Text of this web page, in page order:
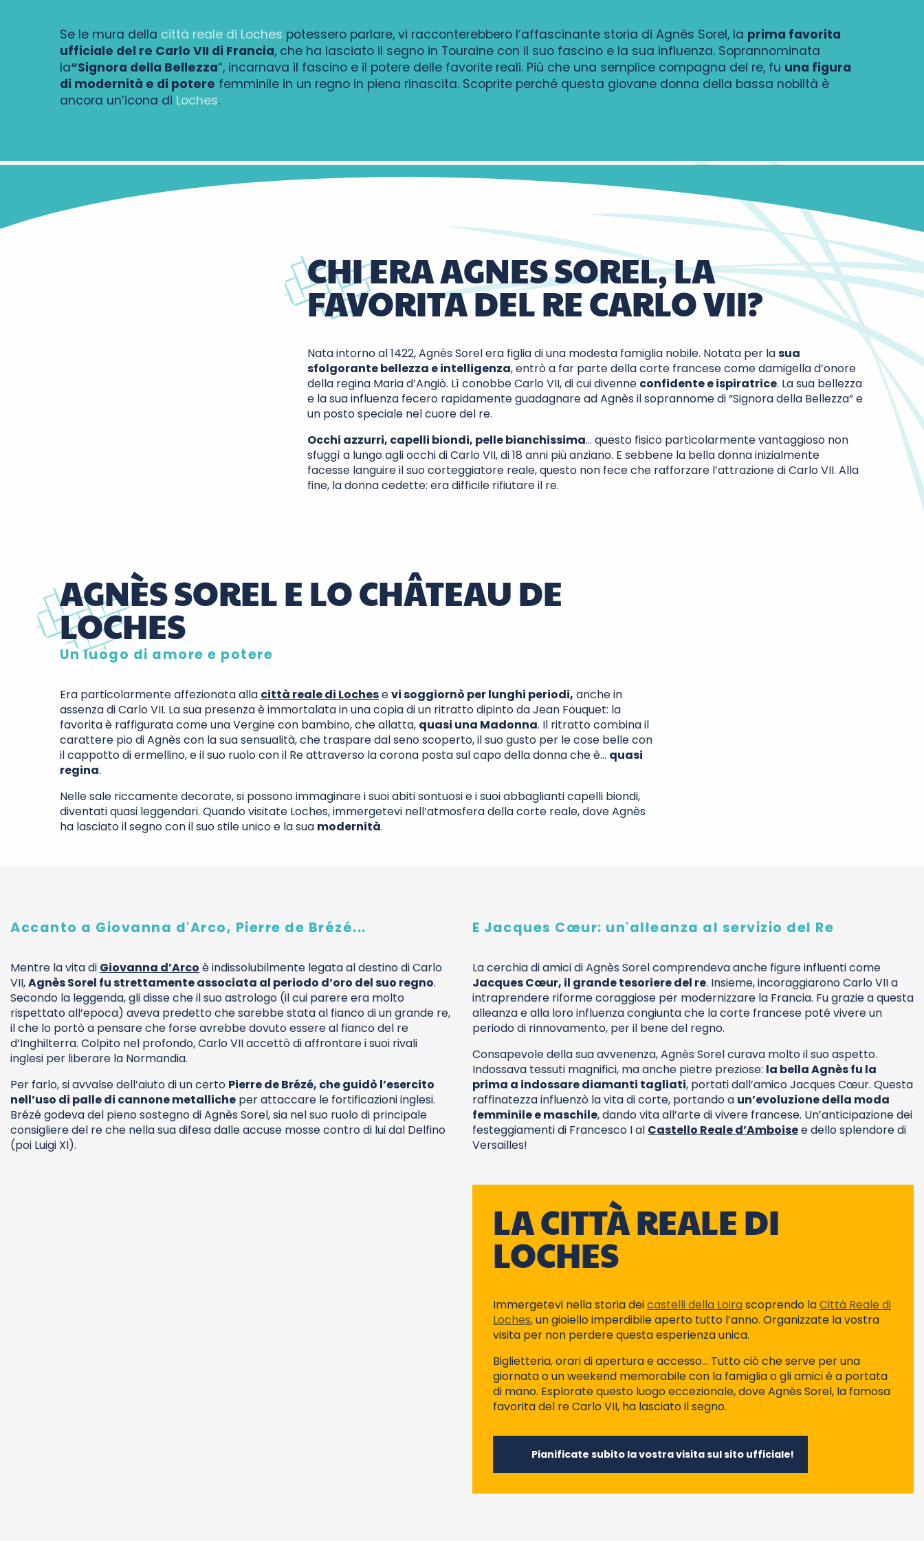
Se le mura della città reale di Loches potessero parlare, vi racconterebbero l’affascinante storia di Agnès Sorel, la prima favorita
ufficiale del re Carlo VII di Francia, che ha lasciato il segno in Touraine con il suo fascino e la sua influenza. Soprannominata
la“Signora della Bellezza“, incarnava il fascino e il potere delle favorite reali. Più che una semplice compagna del re, fu una figura
di modernità e di potere femminile in un regno in piena rinascita. Scoprite perché questa giovane donna della bassa nobiltà è
ancora un’icona di Loches.
CHI ERA AGNES SOREL, LA
FAVORITA DEL RE CARLO VII?
Nata intorno al 1422, Agnès Sorel era figlia di una modesta famiglia nobile. Notata per lasua
sfolgorante bellezza e intelligenza, entrò a far parte della corte francese come damigella d’onore
della regina Maria d’Angiò. Lì conobbe Carlo VII, di cui divenne confidente e ispiratrice. La sua bellezza
e la sua influenza fecero rapidamente guadagnare ad Agnès il soprannome di “Signora della Bellezza” e
un posto speciale nel cuore del re.
Occhi azzurri, capelli biondi, pelle bianchissima… questo fisico particolarmente vantaggioso non
sfuggì a lungo agli occhi di Carlo VII, di 18 anni più anziano. E sebbene la bella donna inizialmente
facesse languire il suo corteggiatore reale, questo non fece che rafforzare l’attrazione di Carlo VII. Alla
fine, la donna cedette: era difficile rifiutare il re.
AGNÈS SOREL E LO CHÂTEAU DE
LOCHES
Un luogo di amore e potere
Era particolarmente affezionata alla città reale di Lochesevi soggiornò per lunghi periodi, anche in
assenza di Carlo VII. La sua presenza è immortalata in una copia di un ritratto dipinto da Jean Fouquet: la
favorita è raffigurata come una Vergine con bambino, che allatta, quasi una Madonna. Il ritratto combina il
carattere pio di Agnès con la sua sensualità, che traspare dal seno scoperto, il suo gusto per le cose belle con
il cappotto di ermellino, e il suo ruolo con il Re attraverso la corona posta sul capo della donna che è… quasi
regina.
Nelle sale riccamente decorate, si possono immaginare i suoi abiti sontuosi e i suoi abbaglianti capelli biondi,
diventati quasi leggendari. Quando visitate Loches, immergetevi nell’atmosfera della corte reale, dove Agnès
ha lasciato il segno con il suo stile unico e la sua modernità.
Accanto a Giovanna d'Arco, Pierre de Brézé...
Mentre la vita di Giovanna d’Arco è indissolubilmente legata al destino di Carlo
VII,Agnès Sorel fu strettamente associata al periodo d’oro del suo regno.
Secondo la leggenda, gli disse che il suo astrologo (il cui parere era molto
rispettato all’epoca) aveva predetto che sarebbe stata al fianco di un grande re,
il che lo portò a pensare che forse avrebbe dovuto essere al fianco del re
d’Inghilterra. Colpito nel profondo, Carlo VII accettò di affrontare i suoi rivali
inglesi per liberare la Normandia.
Per farlo, si avvalse dell’aiuto di un certo Pierre de Brézé, che guidò l’esercito
nell’uso di palle di cannone metalliche per attaccare le fortificazioni inglesi.
Brézé godeva del pieno sostegno di Agnès Sorel, sia nel suo ruolo di principale
consigliere del re che nella sua difesa dalle accuse mosse contro di lui dal Delfino
(poi Luigi XI).
E Jacques Cœur: un'alleanza al servizio del Re
La cerchia di amici di Agnès Sorel comprendeva anche figure influenti come
Jacques Cœur, il grande tesoriere del re. Insieme, incoraggiarono Carlo VII a
intraprendere riforme coraggiose per modernizzare la Francia. Fu grazie a questa
alleanza e alla loro influenza congiunta che la corte francese poté vivere un
periodo di rinnovamento, per il bene del regno.
Consapevole della sua avvenenza, Agnès Sorel curava molto il suo aspetto.
Indossava tessuti magnifici, ma anche pietre preziose: la bella Agnès fu la
prima a indossare diamanti tagliati, portati dall’amico Jacques Cœur. Questa
raffinatezza influenzò la vita di corte, portando a un’evoluzione della moda
femminile e maschile, dando vita all’arte di vivere francese. Un’anticipazione dei
festeggiamenti di Francesco I al Castello Reale d’Amboisee dello splendore di
Versailles!
LA CITTÀ REALE DI
LOCHES
Immergetevi nella storia deicastelli della Loirascoprendo laCittà Reale di
Loches, un gioiello imperdibile aperto tutto l’anno. Organizzate la vostra
visita per non perdere questa esperienza unica.
Biglietteria, orari di apertura e accesso… Tutto ciò che serve per una
giornata o un weekend memorabile con la famiglia o gli amici è a portata
di mano. Esplorate questo luogo eccezionale, dove Agnès Sorel, la famosa
favorita del re Carlo VII, ha lasciato il segno.
Pianificate subito la vostra visita sul sito ufficiale!